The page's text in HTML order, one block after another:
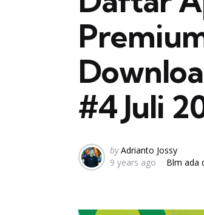
#4 Juli
Posted
by
by Adrianto Jossy
9 years ago
Blm ada